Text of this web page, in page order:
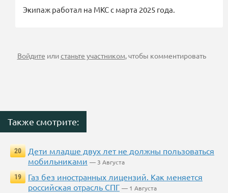
Экипаж работал на МКС с марта 2025 года.
Войдите илистаньте участником, чтобы комментировать
Также смотрите:
20
Дети младше двух лет не должны пользоваться
мобильниками — 3 Августа
19
Газ без иностранных лицензий. Как меняется
российская отрасль СПГ — 1 Августа